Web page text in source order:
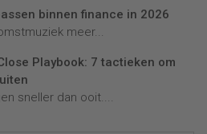
binnen finance in 2026
meer...
Playbook: 7 tactieken om
sneller dan ooit....